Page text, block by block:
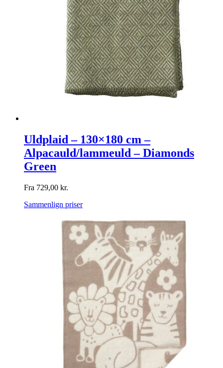
Uldplaid – 130×180 cm –
Alpacauld/lammeuld – Diamonds
Green
Fra 729,00 kr.
Sammenlign priser